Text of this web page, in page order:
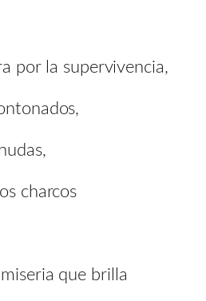
por la supervivencia,
charcos
que brilla